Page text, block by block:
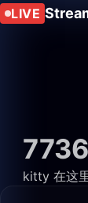
LIVE
kitty 在这